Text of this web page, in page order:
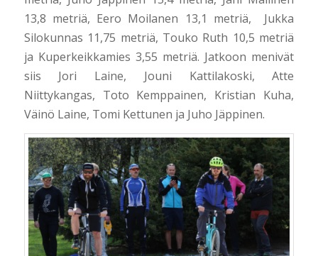
13,8 metriä, Eero Moilanen 13,1 metriä, Jukka
Silokunnas 11,75 metriä, Touko Ruth 10,5 metriä
ja Kuperkeikkamies 3,55 metriä. Jatkoon menivät
siis Jori Laine, Jouni Kattilakoski, Atte
Niittykangas, Toto Kemppainen, Kristian Kuha,
Väinö Laine, Tomi Kettunen ja Juho Jäppinen.